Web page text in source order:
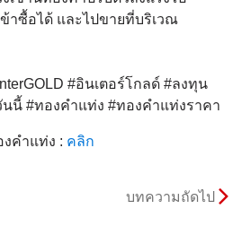
ข้าซื้อได้ และไปขายที่บริเวณ
#อินเตอร์โกลด์ #ลงทุน
นี้ #ทองคำแท่ง #ทองคำแท่งราคา
คำแท่ง : คลิก
บทความถัดไป